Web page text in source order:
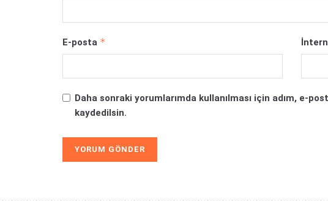
E-posta *
Daha sonraki yorumlarımda kullanılması için adım, e-
kaydedilsin.